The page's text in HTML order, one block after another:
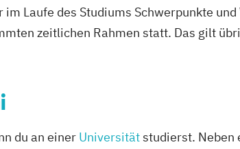
Laufe des Studiums Schwerpunkte
zeitlichen Rahmen statt. Das gilt
du an einer Universitätstudierst. Neben